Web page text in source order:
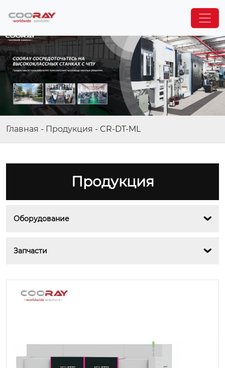
Главная - Продукция - CR-DT-ML
Продукция
Оборудование 
Запчасти 